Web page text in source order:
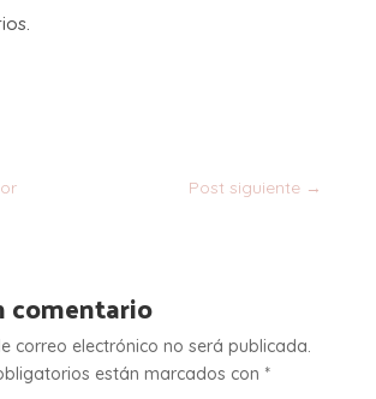
Post siguiente →
comentario
correo electrónico no será publicada.
están marcados con *